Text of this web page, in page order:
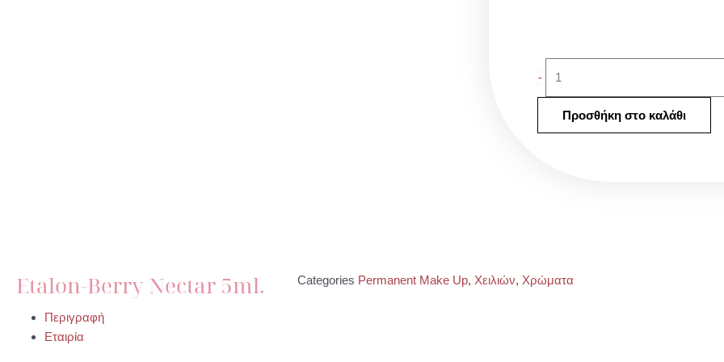
-
Berry
Προσθήκη στο καλάθι
Etalon-Berry Nectar 5ml. Categories Permanent Make Up, Χειλιών, Χρώματα
Περιγραφή
Εταιρία